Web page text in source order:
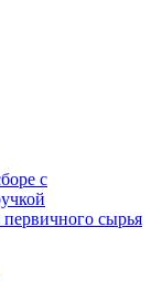
с
сырья